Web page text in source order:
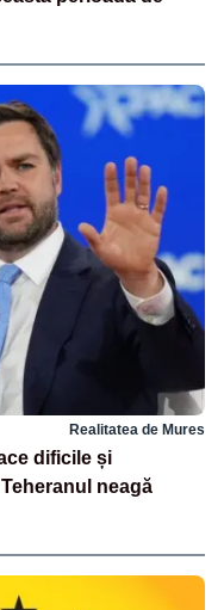
Realitatea de Mures
dificile și
neagă